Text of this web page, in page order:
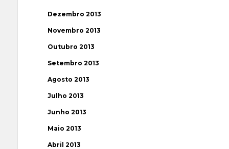
Dezembro 2013
Novembro 2013
Outubro 2013
Setembro 2013
Agosto 2013
Julho 2013
Junho 2013
Maio 2013
Abril 2013